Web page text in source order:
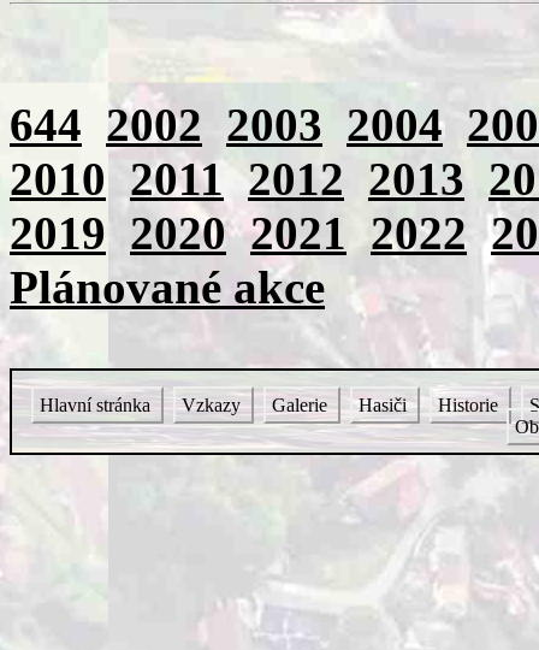
644 2002 2003 2004
2010 2011 2012 2013
2019 2020 2021 2022
Plánované akce
Hlavní stránka Vzkazy Galerie Hasiči Historie